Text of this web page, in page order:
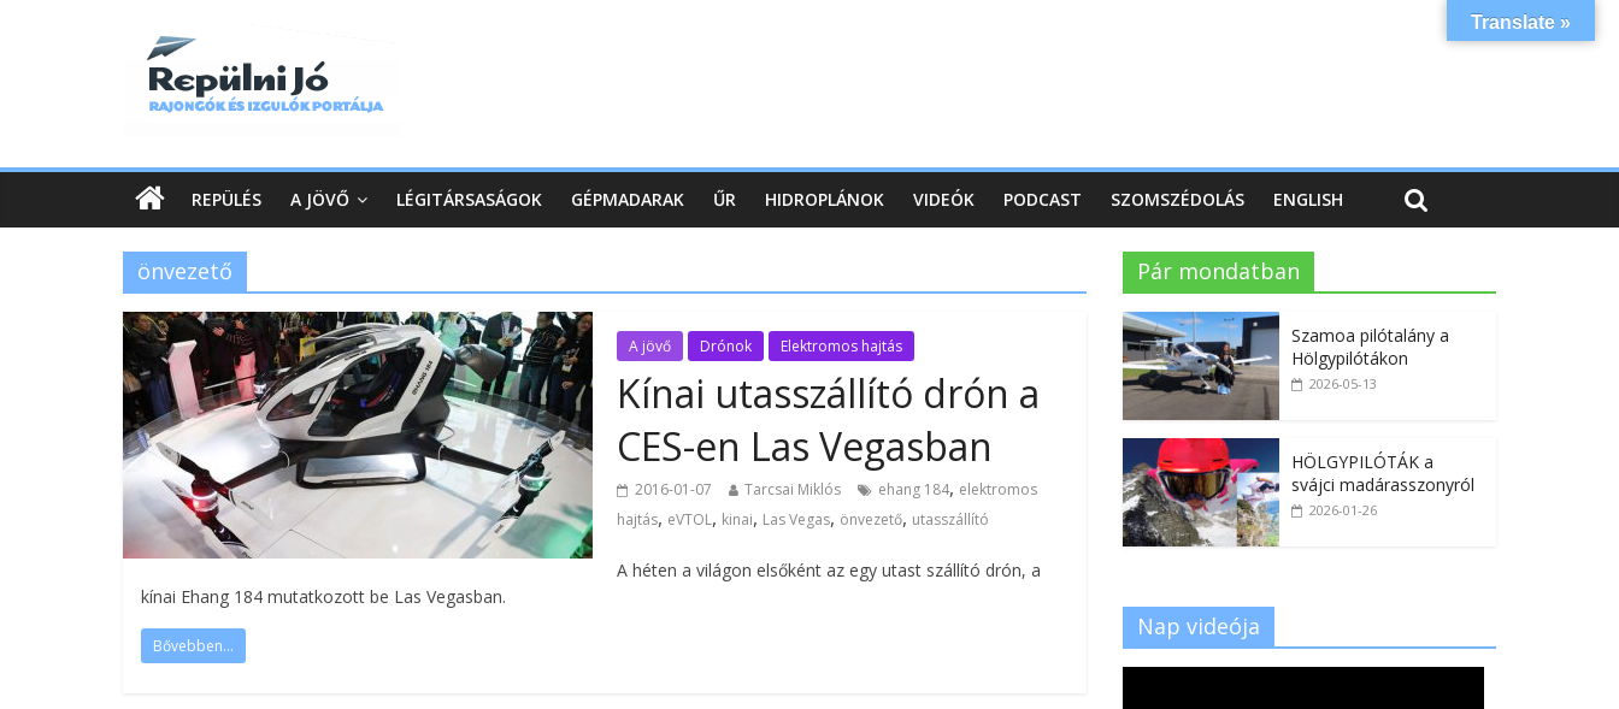
REPÜLÉS A JÖVŐ LÉGITÁRSASÁGOK GÉPMADARAK ŰR HIDROPLÁNOK VIDEÓK PODCAST SZOMSZÉDOLÁS ENGLISH
önvezető
A jövő Drónok Elektromos hajtás
Kínai utasszállító drón a
CES-en Las Vegasban
2016-01-07 Tarcsai Miklós ehang 184, elektromos
hajtás, eVTOL, kinai, Las Vegas, önvezető, utasszállító
A héten a világon elsőként az egy utast szállító drón, a
kínai Ehang 184 mutatkozott be Las Vegasban.
Bővebben...
Pár mondatban
Szamoa pilótalány a
Hölgypilótákon
2026-05-13
HÖLGYPILÓTÁK a
svájci madárasszonyról
2026-01-26
Nap videója
Translate »